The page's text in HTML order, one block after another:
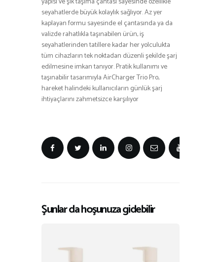
seyahatlerde büyük kolaylık sağlıyor. Az yer
kaplayan formu sayesinde el çantasında ya da
valizde rahatlıkla taşınabilen ürün, iş
seyahatlerinden tatillere kadar her yolculukta
tüm cihazların tek noktadan düzenli şekilde şarj
edilmesine imkan tanıyor. Pratik kullanımı ve
taşınabilir tasarımıyla AirCharger Trio Pro,
hareket halindeki kullanıcıların günlük şarj
ihtiyaçlarını zahmetsizce karşılıyor
Şunlar da hoşunuza gidebilir